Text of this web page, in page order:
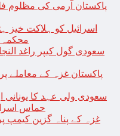
پاکستان آرمی کی مظلوم
اسرائیل کو ہلاکت خیز
محکمہ
سعودی گول کیپر راغد
پاکستان غزہ کے معاملے
سعودی ولی عہد کا یونانی
حماس